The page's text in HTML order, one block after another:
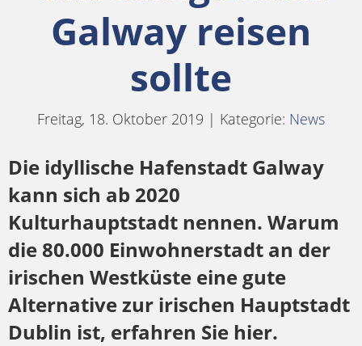
Galway reisen
sollte
Freitag, 18. Oktober 2019 | Kategorie: News
Die idyllische Hafenstadt Galway
kann sich ab 2020
Kulturhauptstadt nennen. Warum
die 80.000 Einwohnerstadt an der
irischen Westküste eine gute
Alternative zur irischen Hauptstadt
Dublin ist, erfahren Sie hier.